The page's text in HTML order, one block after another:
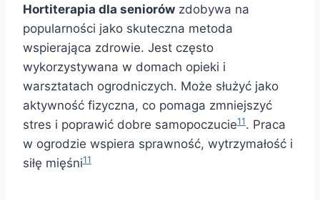
Hortiterapia dla seniorów zdobywa na
popularności jako skuteczna metoda
wspierająca zdrowie. Jest często
wykorzystywana w domach opieki i
warsztatach ogrodniczych. Może służyć jako
aktywność fizyczna, co pomaga zmniejszyć
stres i poprawić dobre samopoczucie11. Praca
w ogrodzie wspiera sprawność, wytrzymałość i
siłę mięśni11